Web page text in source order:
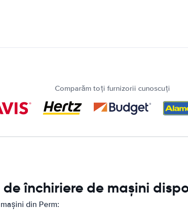
Comparăm toți furnizorii cunoscuți
închiriere de mașini
din Perm: